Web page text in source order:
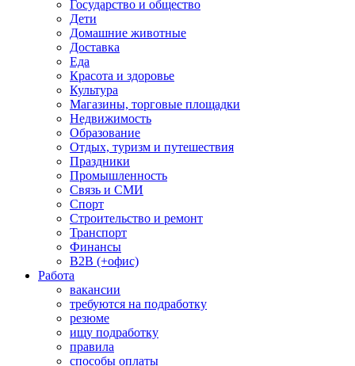
Государство и общество
Дети
Домашние животные
Доставка
Еда
Красота и здоровье
Культура
Магазины, торговые площадки
Недвижимость
Образование
Отдых, туризм и путешествия
Праздники
Промышленность
Связь и СМИ
Спорт
Строительство и ремонт
Транспорт
Финансы
B2B (+офис)
Работа
вакансии
требуются на подработку
резюме
ищу подработку
правила
способы оплаты